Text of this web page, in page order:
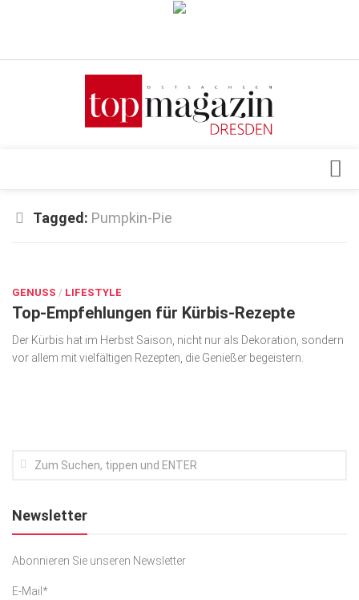
Verkaufsstellen
Top Gesundheitsforum Dresden / Ostsachsen
Geschäft
gesund & schön
Gesellschaft
Podcast
SACHSEN IN PARIS
Tagged: Pumpkin-Pie
GENUSS / LIFESTYLE
Top-Empfehlungen für Kürbis-Rezepte
Der Kürbis hat im Herbst Saison, nicht nur als Dekoration, sondern
vor allem mit vielfältigen Rezepten, die Genießer begeistern.
Newsletter
Abonnieren Sie unseren Newsletter
E-Mail*